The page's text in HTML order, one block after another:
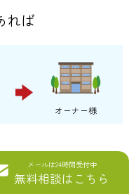
れば
オーナー様
メールは24時間受付中
無料相談はこちら